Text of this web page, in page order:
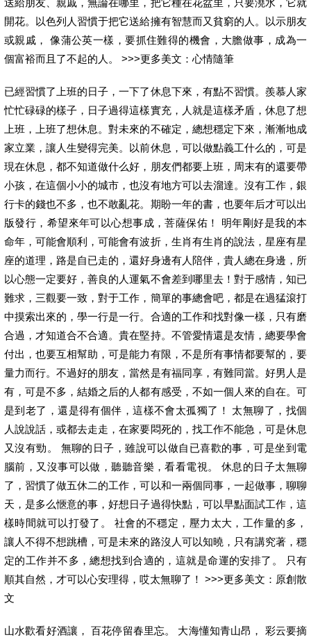
開花。以色列人習慣于把它送給擁有智慧而又貧窮的人。以示朋友
或親戚， 像蒲公英一樣，要抓住難得的機會，大膽做事，成為一
個富裕而且了不起的人。 >>>更多美文：心情隨筆
已經習慣了上班的日子，一下了休息下來，有點不習慣。羨慕人家
忙忙碌碌的樣子，日子過得這樣實充，人就是這樣矛盾，休息了想
上班，上班了想休息。對未來的不確定，總想穩定下來，漸漸地成
家立業，讓人生變得完美。以前休息，可以做點義工什么的，可是
現在休息，都不知道做什么好，朋友們都要上班，周末有的還要帶
小孩，在這個小小的城市，也沒有地方可以去溜達。沒有工作，銀
行卡的錢也不多，也不敢亂花。期盼一年的書，也要年后才可以出
版發行，希望來年可以心想事成，菩薩保佑！ 明年剛好是我的本
命年，可能會順利，可能會有波折，生肖有生肖的說法，星座有星
座的道理，路是自已走的，還好身邊有人陪伴，貴人總在身邊，所
以心態一定要好，善良的人運氣不會差到哪里去！對于感情，知已
難求，三觀要一致，對于工作，簡單的事總會吧，都是在過猛滾打
中摸索出來的，學一行是一行。合適的工作和找對像一樣，只有磨
合過，才知道合不合適。貴在堅持。不管愛情還是友情，總要學會
付出，也要互相幫助，可是能力有限，不是所有事情都要幫的，要
量力而行。不過好的朋友，當然是有福同享，有難同當。好男人是
有，可是不多，結婚之后的人都有感受，不如一個人來的自在。可
是到老了，還是得有個伴，這樣不會太孤獨了！ 太無聊了，找個
人說說話，或都去走走，在家要悶死的，找工作不能急，可是休息
又沒有勁。 無聊的日子，雖說可以做自已喜歡的事，可是坐到電
腦前，又沒事可以做，聽聽音樂，看看電視。 休息的日子太無聊
了，習慣了做五休二的工作，可以和一兩個同事，一起做事，聊聊
天，是多么愜意的事，好想日子過得快點，可以早點面試工作，這
樣時間就可以打發了。 社會的不穩定，壓力太大，工作量的多，
讓人不得不想跳槽，可是未來的路沒人可以知曉，只有講究著，穩
定的工作并不多，總想找到合適的，這就是命運的安排了。 只有
順其自然，才可以心安理得，哎太無聊了！ >>>更多美文：原創散
文
山水歡看好酒讓， 百花停留春里忘。 大海懂知青山昂， 彩云要摘